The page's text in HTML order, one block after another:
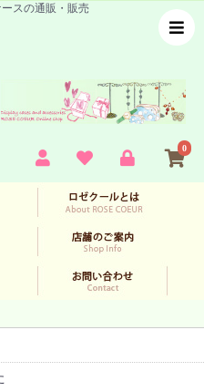
ースの通販・販売
0